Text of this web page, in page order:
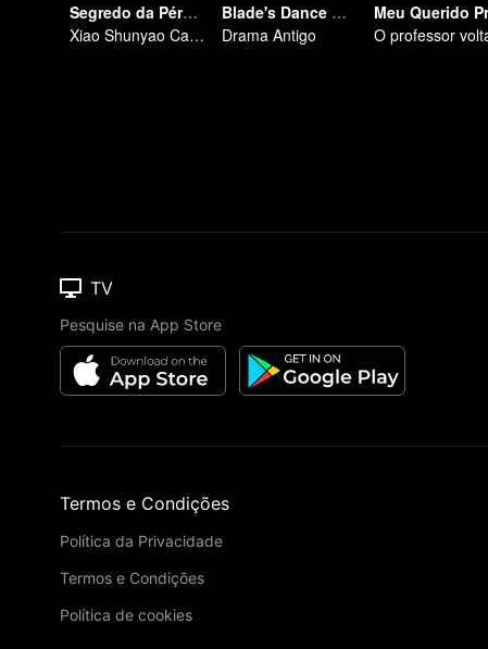
Segredo da Pérola Perdida
Xiao Shunyao Caça Tesouros para Quebrar a Maldição de Sangue
Blade's Dance with You
Drama Antigo
TV
Pesquise na App Store
Termos e Condições
Política da Privacidade
Termos e Condições
Política de cookies